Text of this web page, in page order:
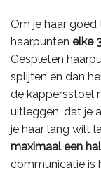
Om je haar
haarpunten elke
Gespleten
splijten en dan
de kappersstoel
uitleggen, dat je
je haar lang wilt
maximaal een
communicatie is